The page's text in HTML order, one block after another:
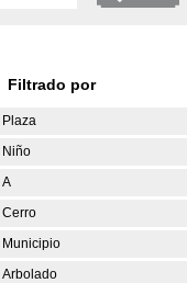
Filtrado por
Plaza
Niño
A
Cerro
Municipio
Arbolado